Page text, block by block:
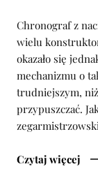
Chronograf z
wielu
okazało się
mechanizmu o
trudniejszym,
przypuszczać.
Czytaj więcej